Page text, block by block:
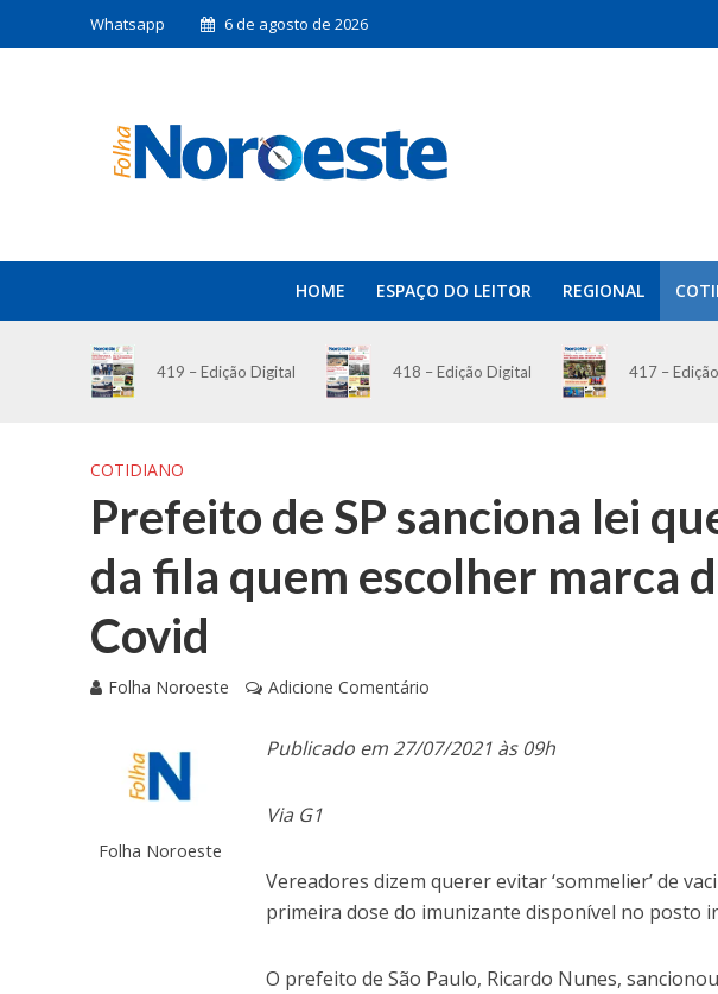
Whatsapp 6 de agosto de 2026
HOME ESPAÇO DO LEITOR REGIONAL
419 – Edição Digital 418 – Edição Digital 417 –
COTIDIANO
Prefeito de SP sanciona lei
da fila quem escolher marca
Covid
Folha Noroeste Adicione Comentário
Folha Noroeste
Publicado em 27/07/2021 às 09h
Via G1
Vereadores dizem querer evitar ‘sommelier’ de
primeira dose do imunizante disponível no posto
O prefeito de São Paulo, Ricardo Nunes,